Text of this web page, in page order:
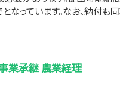
なっています。なお、納付も
業承継 農業経理